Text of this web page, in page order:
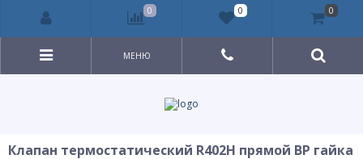
МЕНЮ
Клапан термостатический R402H прямой ВР гайка
0 0 0